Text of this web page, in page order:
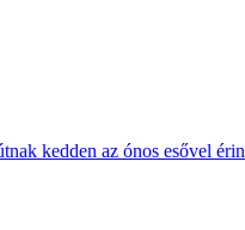
kedden az ónos esővel